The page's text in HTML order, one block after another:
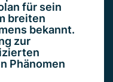
für sein
breiten
bekannt.
zur
Phänomen